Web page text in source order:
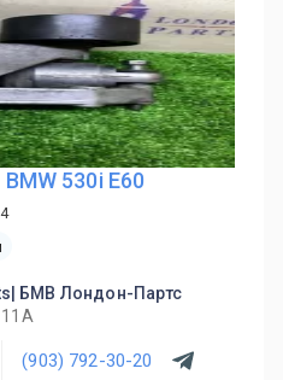
530i E60
БМВ Лондон-Партс
11А
(903) 792-30-20